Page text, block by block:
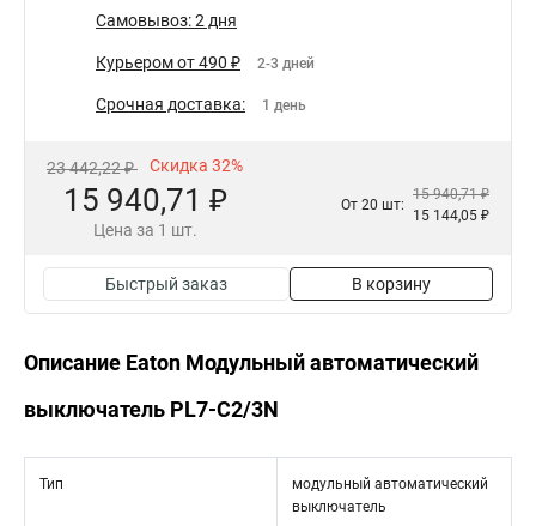
Самовывоз: 2 дня
Курьером от 490 ₽ 2-3 дней
Срочная доставка: 1 день
23 442,22 ₽ Скидка 32%
15 940,71 ₽
Цена за 1 шт.
От 20 шт:
15 940,71 ₽
15 144,05 ₽
Быстрый заказ В корзину
Описание Eaton Модульный автоматический
выключатель PL7-C2/3N
Тип
модульный автоматический
выключатель